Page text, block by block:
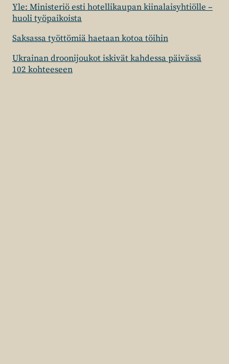
Yle: Ministeriö esti hotellikaupan kiinalaisyhtiölle –
huoli työpaikoista
Saksassa työttömiä haetaan kotoa töihin
Ukrainan droonijoukot iskivät kahdessa päivässä
102 kohteeseen